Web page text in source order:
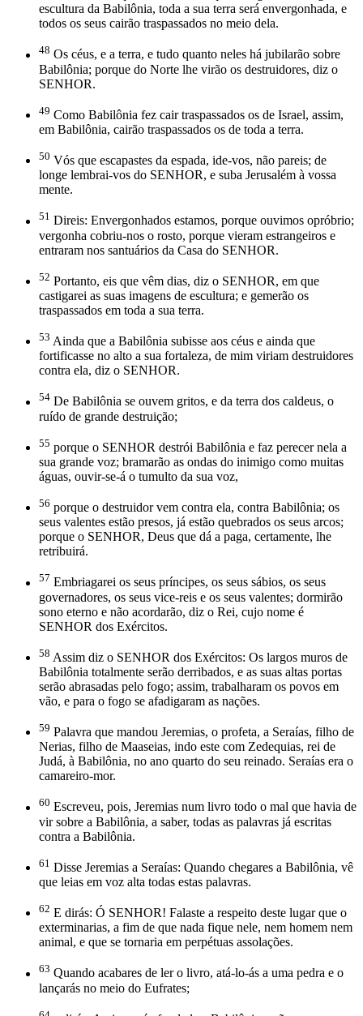
escultura da Babilônia, toda a sua terra será envergonhada, e
todos os seus cairão traspassados no meio dela.
48 Os céus, e a terra, e tudo quanto neles há jubilarão sobre
Babilônia; porque do Norte lhe virão os destruidores, diz o
SENHOR.
49 Como Babilônia fez cair traspassados os de Israel, assim,
em Babilônia, cairão traspassados os de toda a terra.
50 Vós que escapastes da espada, ide-vos, não pareis; de
longe lembrai-vos do SENHOR, e suba Jerusalém à vossa
mente.
51 Direis: Envergonhados estamos, porque ouvimos opróbrio;
vergonha cobriu-nos o rosto, porque vieram estrangeiros e
entraram nos santuários da Casa do SENHOR.
52 Portanto, eis que vêm dias, diz o SENHOR, em que
castigarei as suas imagens de escultura; e gemerão os
traspassados em toda a sua terra.
53 Ainda que a Babilônia subisse aos céus e ainda que
fortificasse no alto a sua fortaleza, de mim viriam destruidores
contra ela, diz o SENHOR.
54 De Babilônia se ouvem gritos, e da terra dos caldeus, o
ruído de grande destruição;
55 porque o SENHOR destrói Babilônia e faz perecer nela a
sua grande voz; bramarão as ondas do inimigo como muitas
águas, ouvir-se-á o tumulto da sua voz,
56 porque o destruidor vem contra ela, contra Babilônia; os
seus valentes estão presos, já estão quebrados os seus arcos;
porque o SENHOR, Deus que dá a paga, certamente, lhe
retribuirá.
57 Embriagarei os seus príncipes, os seus sábios, os seus
governadores, os seus vice-reis e os seus valentes; dormirão
sono eterno e não acordarão, diz o Rei, cujo nome é
SENHOR dos Exércitos.
58 Assim diz o SENHOR dos Exércitos: Os largos muros de
Babilônia totalmente serão derribados, e as suas altas portas
serão abrasadas pelo fogo; assim, trabalharam os povos em
vão, e para o fogo se afadigaram as nações.
59 Palavra que mandou Jeremias, o profeta, a Seraías, filho de
Nerias, filho de Maaseias, indo este com Zedequias, rei de
Judá, à Babilônia, no ano quarto do seu reinado. Seraías era o
camareiro-mor.
60 Escreveu, pois, Jeremias num livro todo o mal que havia de
vir sobre a Babilônia, a saber, todas as palavras já escritas
contra a Babilônia.
61 Disse Jeremias a Seraías: Quando chegares a Babilônia, vê
que leias em voz alta todas estas palavras.
62 E dirás: Ó SENHOR! Falaste a respeito deste lugar que o
exterminarias, a fim de que nada fique nele, nem homem nem
animal, e que se tornaria em perpétuas assolações.
63 Quando acabares de ler o livro, atá-lo-ás a uma pedra e o
lançarás no meio do Eufrates;